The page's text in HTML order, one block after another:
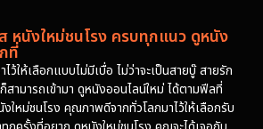
หนังใหม่ชนโรง ครบทุกแนว ดูหนัง
ที่
ว้ให้เลือกแบบไม่มีเบื่อ ไม่ว่าจะเป็นสายบู๊ สายรัก
ามารถเข้ามา ดูหนังออนไลน์ใหม่ ได้ตามฟีลที่
ใหม่ชนโรง คุณภาพดีจากทั่วโลกมาไว้ให้เลือกรับ